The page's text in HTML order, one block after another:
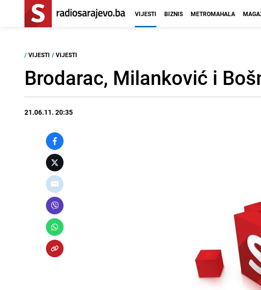
VIJESTI BIZNIS METROMAHALA
/ VIJESTI / VIJESTI
Brodarac, Milanković i
21.06.11. 20:35